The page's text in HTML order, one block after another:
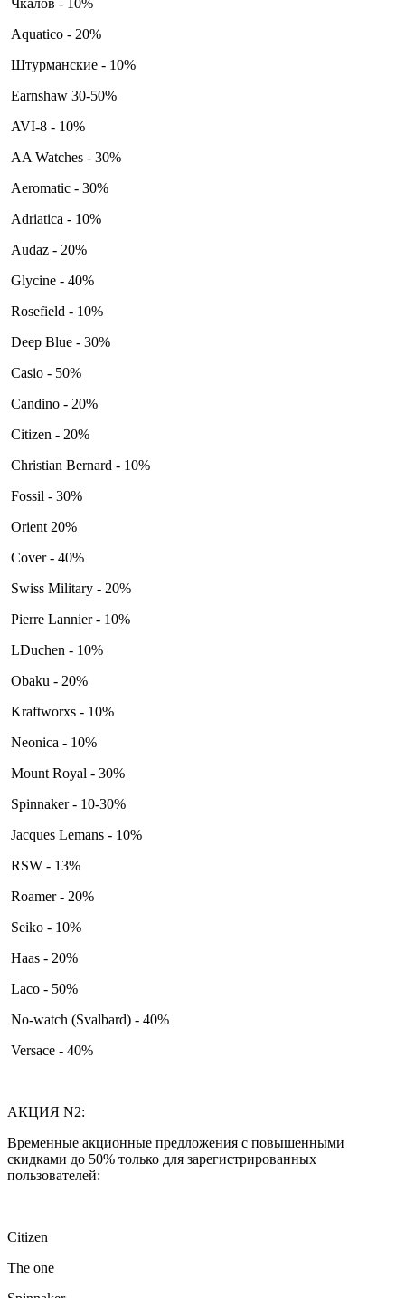
Aquatico - 20%
Штурманские - 10%
Earnshaw 30-50%
AVI-8 - 10%
AA Watches - 30%
Aeromatic - 30%
Adriatica - 10%
Audaz - 20%
Glycine - 40%
Rosefield - 10%
Deep Blue - 30%
Casio - 50%
Candino - 20%
Citizen - 20%
Christian Bernard - 10%
Fossil - 30%
Orient 20%
Cover - 40%
Swiss Military - 20%
Pierre Lannier - 10%
LDuchen - 10%
Obaku - 20%
Kraftworxs - 10%
Neonica - 10%
Mount Royal - 30%
Spinnaker - 10-30%
Jacques Lemans - 10%
RSW - 13%
Roamer - 20%
Seiko - 10%
Haas - 20%
Laco - 50%
No-watch (Svalbard) - 40%
Versace - 40%
АКЦИЯ N2:
Временные акционные предложения с повышенными
скидками до 50% только для зарегистрированных
пользователей:
Citizen
The one